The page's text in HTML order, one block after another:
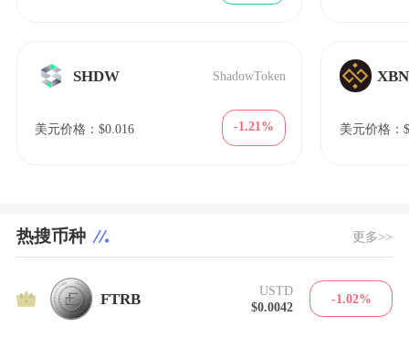
SHDW ShadowToken
美元价格：$0.016 -1.21%
XBN
美元价格：
热搜币种 更多>>
1 FTRB
USTD
$0.0042
-1.02%